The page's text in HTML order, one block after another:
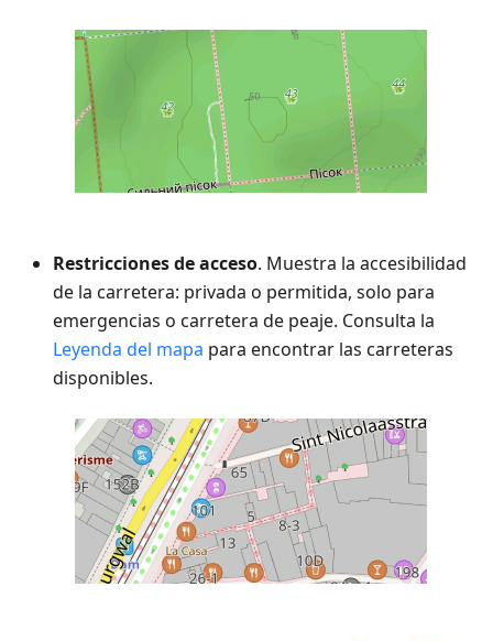
Restricciones de acceso. Muestra la accesibilidad
de la carretera: privada o permitida, solo para
emergencias o carretera de peaje. Consulta la
Leyenda del mapa para encontrar las carreteras
disponibles.